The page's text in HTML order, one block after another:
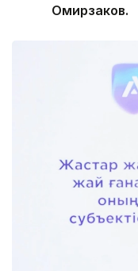
Омирзаков.